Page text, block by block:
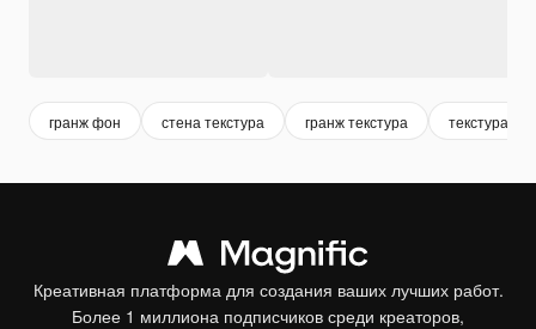
гранж фон стена текстура гранж текстура текстура
Креативная платформа для создания ваших лучших работ.
Более 1 миллиона подписчиков среди креаторов,